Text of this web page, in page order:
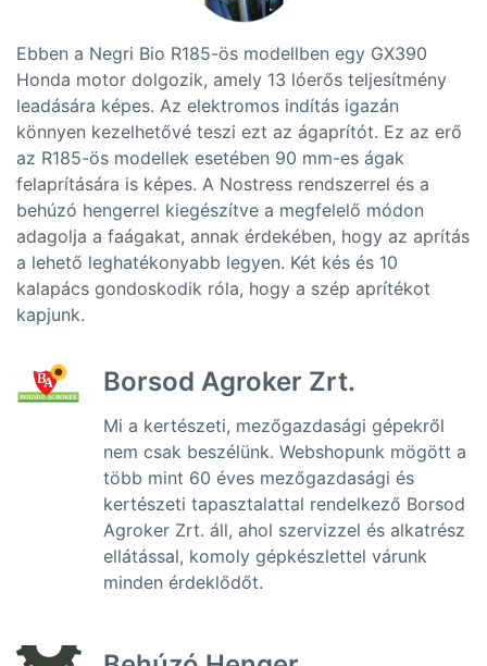
Ebben a Negri Bio R185-ös modellben egy GX390
Honda motor dolgozik, amely 13 lóerős teljesítmény
leadására képes. Az elektromos indítás igazán
könnyen kezelhetővé teszi ezt az ágaprítót. Ez az erő
az R185-ös modellek esetében 90 mm-es ágak
felaprítására is képes. A Nostress rendszerrel és a
behúzó hengerrel kiegészítve a megfelelő módon
adagolja a faágakat, annak érdekében, hogy az aprítás
a lehető leghatékonyabb legyen. Két kés és 10
kalapács gondoskodik róla, hogy a szép aprítékot
kapjunk.
Borsod Agroker Zrt.
Mi a kertészeti, mezőgazdasági gépekről
nem csak beszélünk. Webshopunk mögött a
több mint 60 éves mezőgazdasági és
kertészeti tapasztalattal rendelkező Borsod
Agroker Zrt. áll, ahol szervizzel és alkatrész
ellátással, komoly gépkészlettel várunk
minden érdeklődőt.